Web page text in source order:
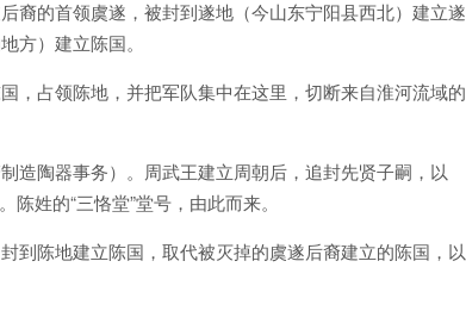
裔的首领虞遂，被封到遂地（今山东宁阳县西北）建立遂
方）建立陈国。
，占领陈地，并把军队集中在这里，切断来自淮河流域的
造陶器事务）。周武王建立周朝后，追封先贤子嗣，以
姓的“三恪堂”堂号，由此而来。
到陈地建立陈国，取代被灭掉的虞遂后裔建立的陈国，以